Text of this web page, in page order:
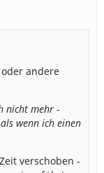
andere
nicht mehr -
wenn ich einen
verschoben -